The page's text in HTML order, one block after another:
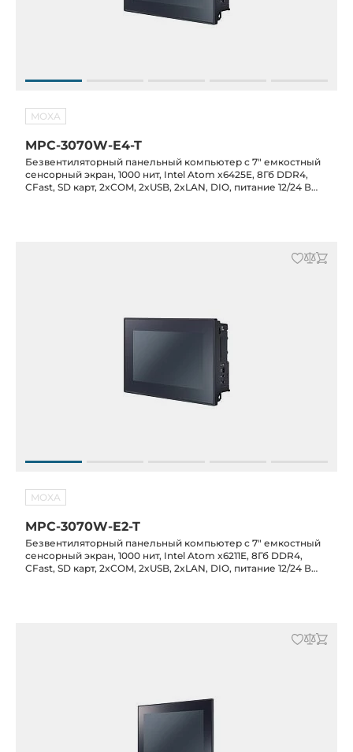
MOXA
MPC-3070W-E4-T
Безвентиляторный панельный компьютер с 7" емкостный
сенсорный экран, 1000 нит, Intel Atom x6425E, 8Гб DDR4,
CFast, SD карт, 2xCOM, 2xUSB, 2xLAN, DIO, питание 12/24 В
MOXA
MPC-3070W-E2-T
Безвентиляторный панельный компьютер с 7" емкостный
сенсорный экран, 1000 нит, Intel Atom x6211E, 8Гб DDR4,
CFast, SD карт, 2xCOM, 2xUSB, 2xLAN, DIO, питание 12/24 В